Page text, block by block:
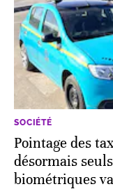
SOCIÉTÉ
Pointage des
désormais
biométriques